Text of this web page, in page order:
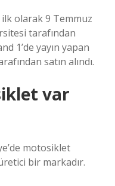
ilk olarak 9 Temmuz
tarafından
1’de yayın yapan
satın alındı.
var
motosiklet
bir markadır.